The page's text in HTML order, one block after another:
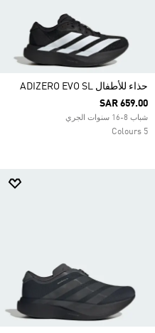
حذاء للأطفال ADIZERO EVO SL
SAR 659.00
شباب 8-16 سنوات الجري
5 Colours